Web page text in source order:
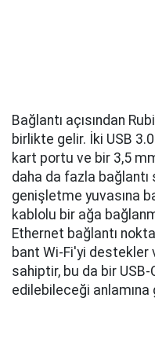
Bağlantı açısından
birlikte gelir. İki USB
kart portu ve bir 3,5
daha da fazla
genişletme yuvasına
kablolu bir ağa
Ethernet bağlantı
bant Wi-Fi'yi destekler
sahiptir, bu da bir
edilebileceği anlamına